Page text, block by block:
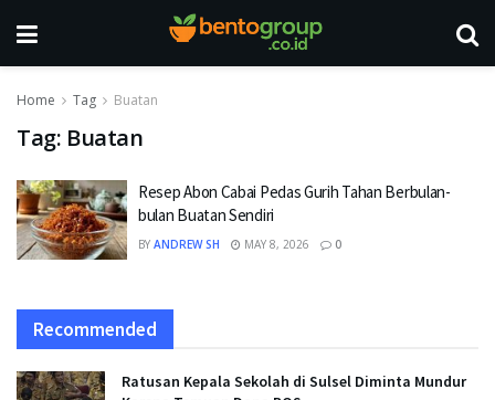
Home Tag Buatan
Tag: Buatan
Resep Abon Cabai Pedas Gurih Tahan Berbulan-
bulan Buatan Sendiri
BY ANDREW SH MAY 8, 2026 0
Recommended
Ratusan Kepala Sekolah di Sulsel Diminta Mundur